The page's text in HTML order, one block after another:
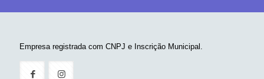
Empresa registrada com CNPJ e Inscrição Municipal.